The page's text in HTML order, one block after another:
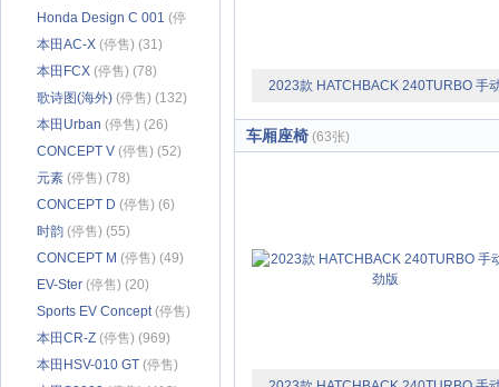
Honda Design C 001 (停
售) (18)
本田AC-X (停售) (31)
本田FCX (停售) (78)
歌诗图(海外) (停售) (132)
本田Urban (停售) (26)
CONCEPT V (停售) (52)
元素 (停售) (78)
CONCEPT D (停售) (6)
时韵 (停售) (55)
CONCEPT M (停售) (49)
EV-Ster (停售) (20)
Sports EV Concept(停售)
(20)
本田CR-Z (停售) (969)
本田HSV-010 GT (停售)
2023款 HATCHBACK 240TURBO 手
极劲版
车厢座椅 (63张)